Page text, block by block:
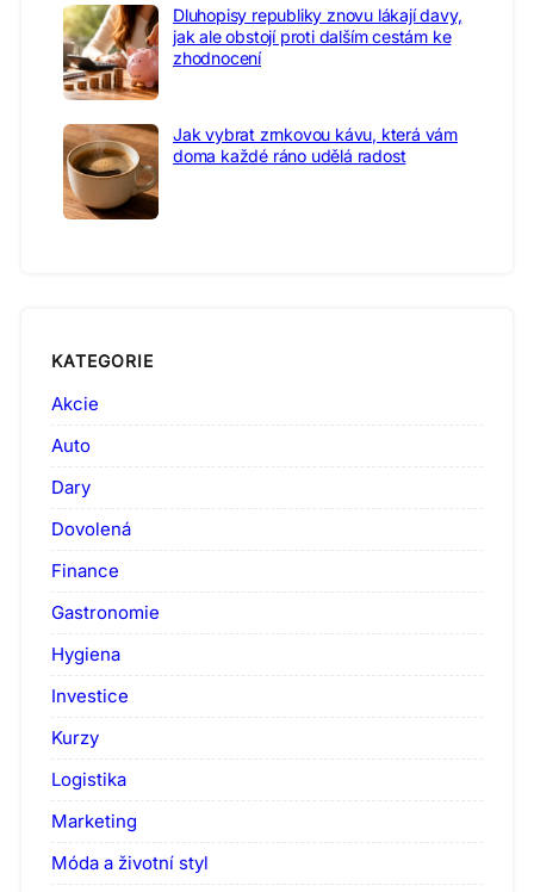
Dluhopisy republiky znovu lákají davy,
jak ale obstojí proti dalším cestám ke
zhodnocení
Jak vybrat zrnkovou kávu, která vám
doma každé ráno udělá radost
KATEGORIE
Akcie
Auto
Dary
Dovolená
Finance
Gastronomie
Hygiena
Investice
Kurzy
Logistika
Marketing
Móda a životní styl